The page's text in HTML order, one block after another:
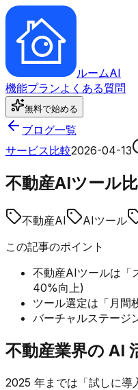
ルームAI
機能プランよくある質問
無料で始める
ブログ一覧
サービス比較2026-04-13
不動産AIツール
不動産AI AIツール
この記事のポイント
不動産AIツールは「
40%向上)
ツール選定は「月間
バーチャルステージ
不動産業界の AI
2025 年までは「試しに導